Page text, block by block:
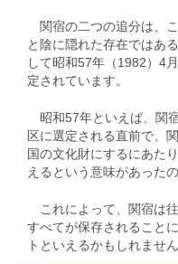
関宿の二つの追分は、
と陰に隠れた存在ではあ
して昭和57年（1982）4
定されています。
昭和57年といえば、関
区に選定される直前で、
国の文化財にするにあた
えるという意味があった
これによって、関宿は
すべてが保存されること
トといえるかもしれません